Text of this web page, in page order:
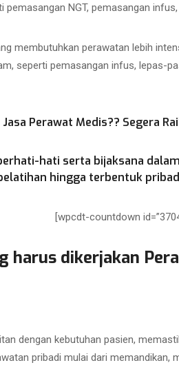
NGT, pemasangan
membutuhkan perawatan lebih
seperti pemasangan infus, lepas-
Perawat Medis?? Segera
hati serta bijaksana
hingga terbentuk
[wpcdt-countdown
harus dikerjakan
dengan kebutuhan pasien,
pribadi mulai dari memandikan,